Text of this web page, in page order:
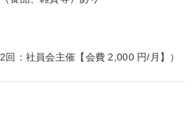
回：社員会主催【会費 2,000 円/月】）